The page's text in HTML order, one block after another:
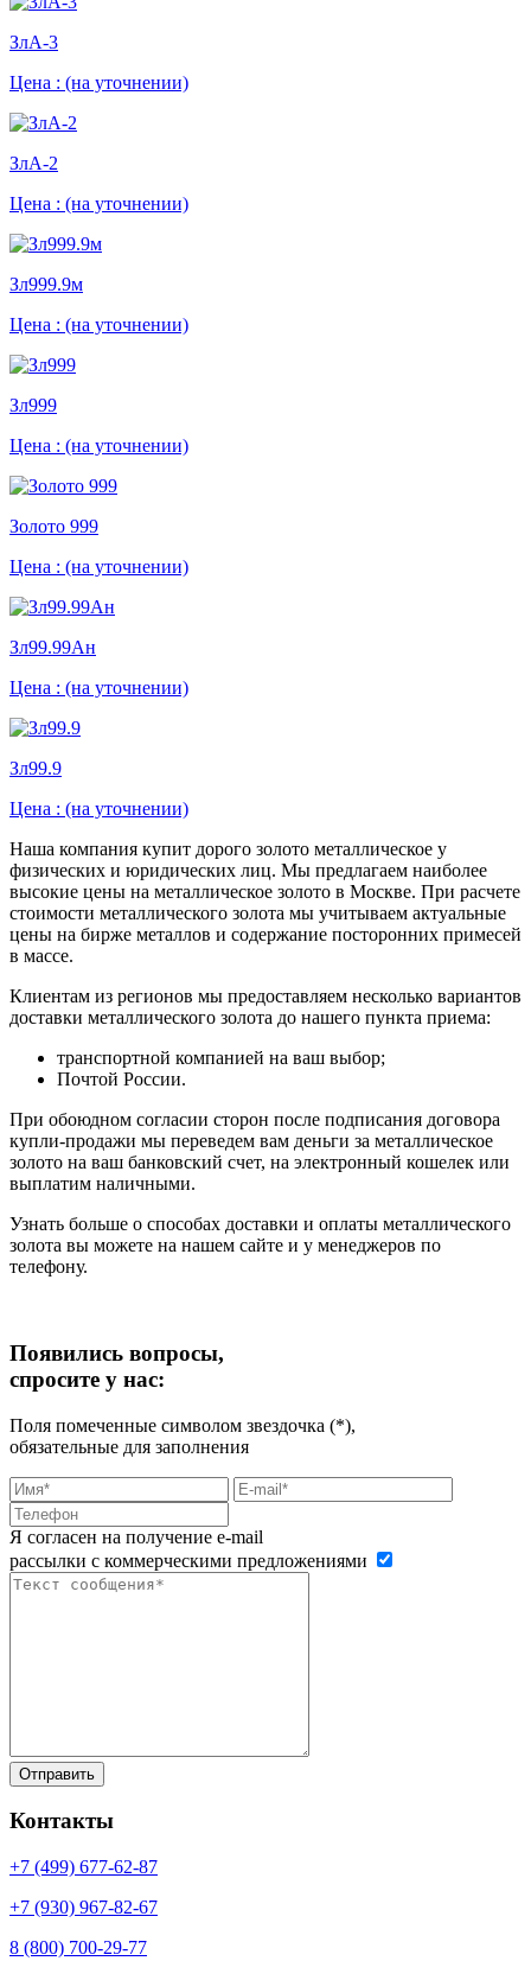
ЗлА-3
Цена : (на уточнении)
ЗлА-2
Цена : (на уточнении)
Зл999.9м
Цена : (на уточнении)
Зл999
Цена : (на уточнении)
Золото 999
Цена : (на уточнении)
Зл99.99Ан
Цена : (на уточнении)
Зл99.9
Цена : (на уточнении)
Наша компания купит дорого золото металлическое у
физических и юридических лиц. Мы предлагаем наиболее
высокие цены на металлическое золото в Москве. При расчете
стоимости металлического золота мы учитываем актуальные
цены на бирже металлов и содержание посторонних примесей
в массе.
Клиентам из регионов мы предоставляем несколько вариантов
доставки металлического золота до нашего пункта приема:
транспортной компанией на ваш выбор;
Почтой России.
При обоюдном согласии сторон после подписания договора
купли-продажи мы переведем вам деньги за металлическое
золото на ваш банковский счет, на электронный кошелек или
выплатим наличными.
Узнать больше о способах доставки и оплаты металлического
золота вы можете на нашем сайте и у менеджеров по
телефону.
Появились вопросы,
спросите у нас:
Поля помеченные символом звездочка (*),
обязательные для заполнения
Я согласен на получение e-mail
рассылки с коммерческими предложениями
Контакты
+7 (499) 677-62-87
+7 (930) 967-82-67
8 (800) 700-29-77